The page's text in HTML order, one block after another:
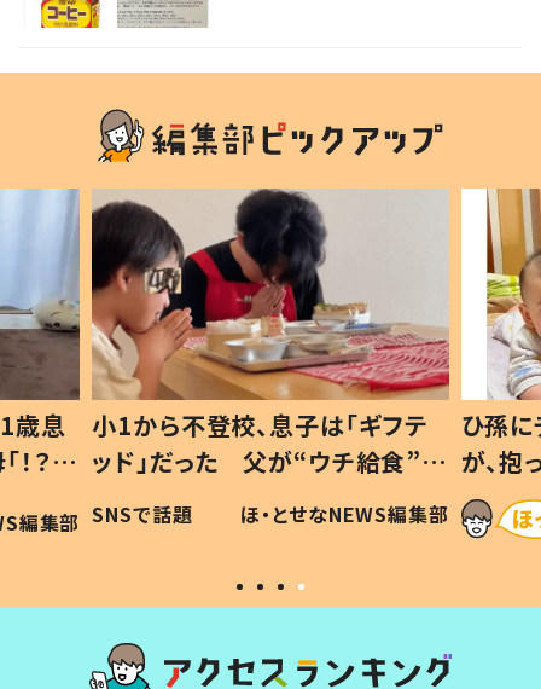
歳息
？」
編集部
小1から不登校、息子は「ギフテ
ッド」だった 父が“ウチ給食”を
作り続ける理由とは #令和の親
#令和の子
SNSで話題 ほ・とせなNEWS編集部
ひ孫
が、
「涙が
い」